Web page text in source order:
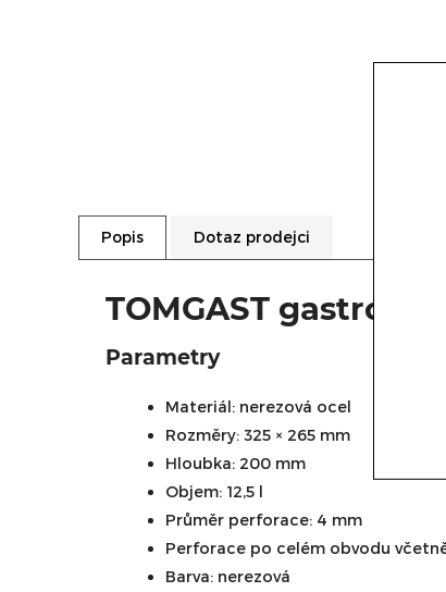
Popis Dotaz prodejci
TOMGAST
Parametry
Materiál: nerezová ocel
Rozměry: 325 × 265 mm
Hloubka: 200 mm
Objem: 12,5 l
Průměr perforace: 4 mm
Perforace po celém obvodu
Barva: nerezová